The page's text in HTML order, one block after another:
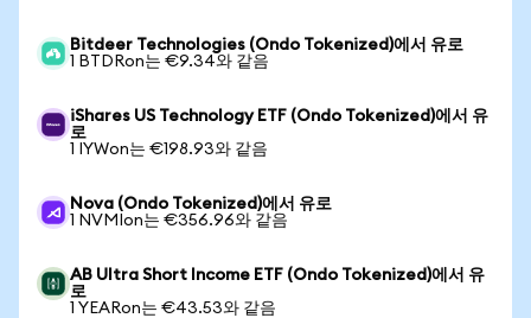
Bitdeer Technologies (Ondo Tokenized)에서 유로
1 BTDRon는 €9.34와 같음
iShares US Technology ETF (Ondo Tokenized)에서 유
로
1 IYWon는 €198.93와 같음
Nova (Ondo Tokenized)에서 유로
1 NVMIon는 €356.96와 같음
AB Ultra Short Income ETF (Ondo Tokenized)에서 유
로
1 YEARon는 €43.53와 같음